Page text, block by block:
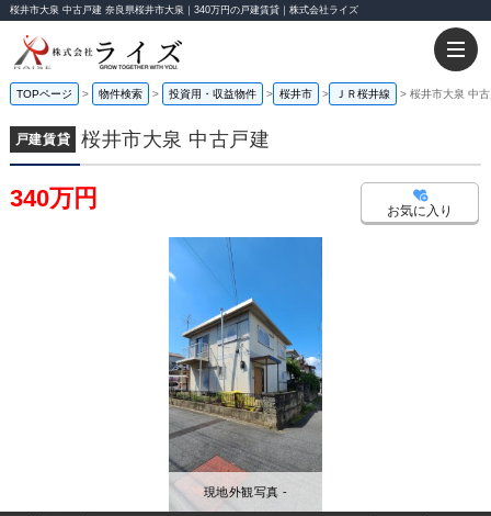
桜井市大泉 中古戸建 奈良県桜井市大泉｜340万円の戸建賃貸｜株式会社ライズ
TOPページ 物件検索 投資用・収益物件 桜井市 ＪＲ桜井線 桜井市大泉 中
戸建賃貸 桜井市大泉 中古戸建
340万円 お気に入り
現地外観写真 -